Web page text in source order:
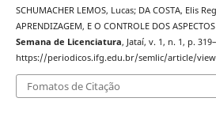
SCHUMACHER LEMOS, Lucas; DA COSTA, Elis
APRENDIZAGEM, E O CONTROLE DOS
Semana de Licenciatura, Jataí, v. 1, n. 1, p.
https://periodicos.ifg.edu.br/semlic/article/view/
Fomatos de Citação